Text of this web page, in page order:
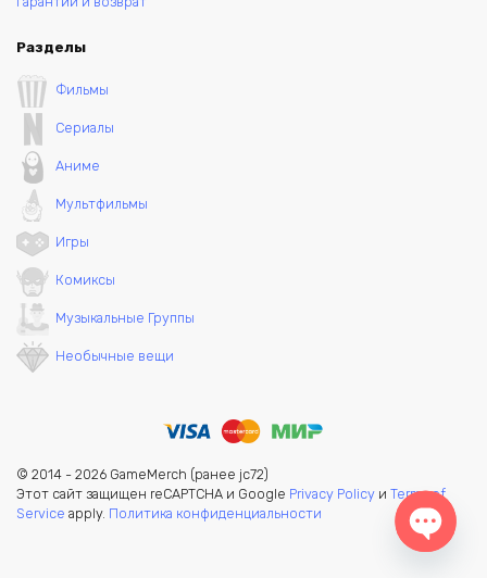
Разделы
Фильмы
Сериалы
Аниме
Мультфильмы
Игры
Комиксы
Музыкальные Группы
Необычные вещи
© 2014 - 2026 GameMerch (ранее jc72)
Этот сайт защищен reCAPTCHA и Google Privacy Policy и Terms of
Service apply. Политика конфиденциальности